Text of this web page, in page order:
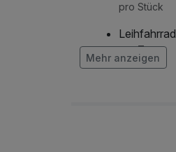
pro Stück
Leihfahrrad
pro Tag
Mehr anzeigen